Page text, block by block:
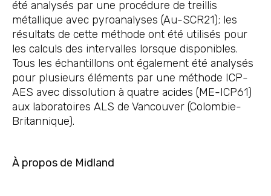
été analysés par une procédure de treillis
métallique avec pyroanalyses (Au-SCR21); les
résultats de cette méthode ont été utilisés pour
les calculs des intervalles lorsque disponibles.
Tous les échantillons ont également été analysés
pour plusieurs éléments par une méthode ICP-
AES avec dissolution à quatre acides (ME-ICP61)
aux laboratoires ALS de Vancouver (Colombie-
Britannique).
À propos de Midland